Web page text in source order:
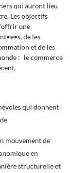
qui auront lieu
Les objectifs
une
de les
et de les
: le commerce
qui donnent
mouvement de
en
structurelle et